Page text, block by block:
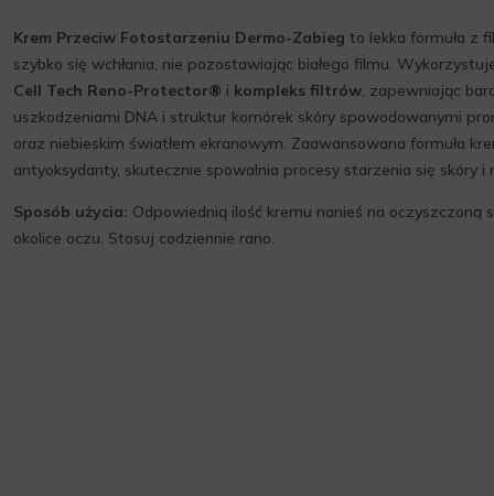
Krem Przeciw Fotostarzeniu Dermo-Zabieg to lekka formuła z
szybko się wchłania, nie pozostawiając białego filmu.
Cell Tech Reno-Protector® i kompleks filtrów, zapewniając
uszkodzeniami DNA i struktur komórek skóry spowodowanymi
oraz niebieskim światłem ekranowym. Zaawansowana formuła
antyoksydanty, skutecznie spowalnia procesy starzenia się skóry i
Sposób użycia: Odpowiednią ilość kremu nanieś na oczyszczoną
okolice oczu. Stosuj codziennie rano.